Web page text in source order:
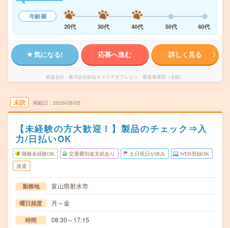
年齢層
20代
30代 40代 50代 60代
気になる! 応募へ進む 詳しく見る
派遣会社 株式会社綜合キャリアオプション 製造事業部（全国）
未読 掲載日 2026/08/05
【未経験の方大歓迎！】製品のチェック⇒入
力/日払いOK
職種未経験OK 交通費別途支給あり 土日祝日が休み WEB登録OK
派遣
勤務地 富山県射水市
曜日頻度 月～金
時間 08:30～17:15